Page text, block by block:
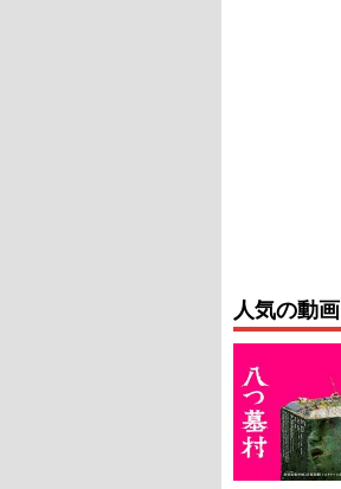
人気の動画